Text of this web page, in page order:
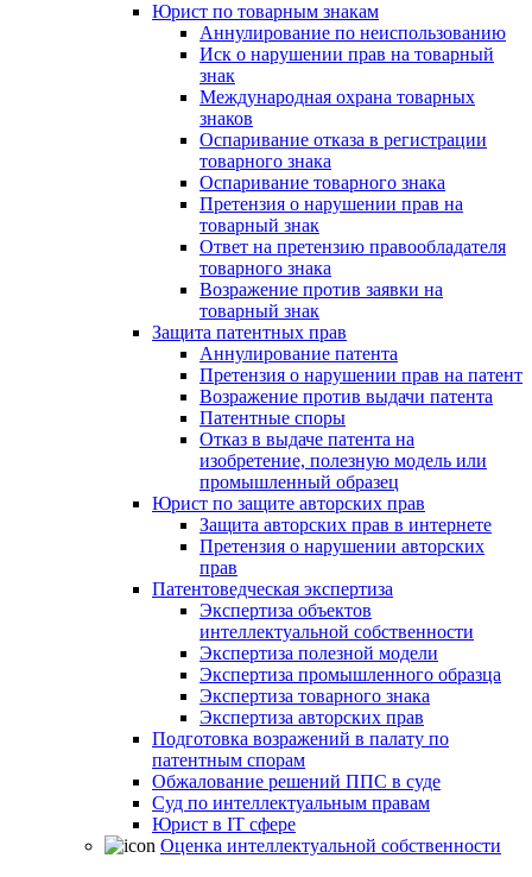
Юрист по товарным знакам
Аннулирование по неиспользованию
Иск о нарушении прав на товарный
знак
Международная охрана товарных
знаков
Оспаривание отказа в регистрации
товарного знака
Оспаривание товарного знака
Претензия о нарушении прав на
товарный знак
Ответ на претензию правообладателя
товарного знака
Возражение против заявки на
товарный знак
Защита патентных прав
Аннулирование патента
Претензия о нарушении прав на патент
Возражение против выдачи патента
Патентные споры
Отказ в выдаче патента на
изобретение, полезную модель или
промышленный образец
Юрист по защите авторских прав
Защита авторских прав в интернете
Претензия о нарушении авторских
прав
Патентоведческая экспертиза
Экспертиза объектов
интеллектуальной собственности
Экспертиза полезной модели
Экспертиза промышленного образца
Экспертиза товарного знака
Экспертиза авторских прав
Подготовка возражений в палату по
патентным спорам
Обжалование решений ППС в суде
Суд по интеллектуальным правам
Юрист в IT сфере
Оценка интеллектуальной собственности